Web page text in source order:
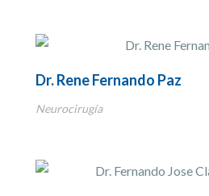
Dr. Rene Fernando Paz
Neurocirugía